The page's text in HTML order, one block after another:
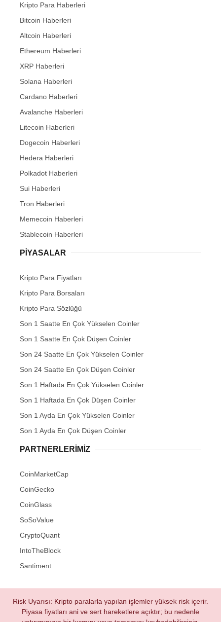
Kripto Para Haberleri
Bitcoin Haberleri
Altcoin Haberleri
Ethereum Haberleri
XRP Haberleri
Solana Haberleri
Cardano Haberleri
Avalanche Haberleri
Litecoin Haberleri
Dogecoin Haberleri
Hedera Haberleri
Polkadot Haberleri
Sui Haberleri
Tron Haberleri
Memecoin Haberleri
Stablecoin Haberleri
PIYASALAR
Kripto Para Fiyatları
Kripto Para Borsaları
Kripto Para Sözlüğü
Son 1 Saatte En Çok Yükselen Coinler
Son 1 Saatte En Çok Düşen Coinler
Son 24 Saatte En Çok Yükselen Coinler
Son 24 Saatte En Çok Düşen Coinler
Son 1 Haftada En Çok Yükselen Coinler
Son 1 Haftada En Çok Düşen Coinler
Son 1 Ayda En Çok Yükselen Coinler
Son 1 Ayda En Çok Düşen Coinler
PARTNERLERIMIZ
CoinMarketCap
CoinGecko
CoinGlass
SoSoValue
CryptoQuant
IntoTheBlock
Santiment
Risk Uyarısı: Kripto paralarla yapılan işlemler yüksek risk içerir.
Piyasa fiyatları ani ve sert hareketlere açıktır; bu nedenle